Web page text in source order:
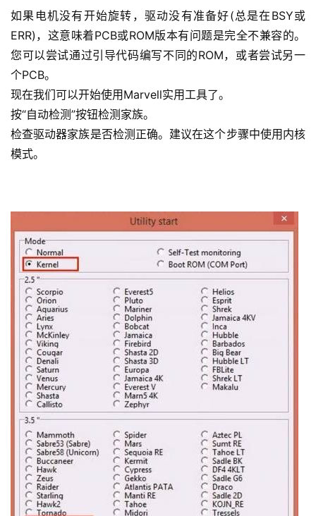
如果电机没有开始旋转，驱动没有准备好(总是在BSY或
ERR)，这意味着PCB或ROM版本有问题是完全不兼容的。
您可以尝试通过引导代码编写不同的ROM，或者尝试另一
个PCB。
现在我们可以开始使用Marvell实用工具了。
按“自动检测”按钮检测家族。
检查驱动器家族是否检测正确。建议在这个步骤中使用内核
模式。